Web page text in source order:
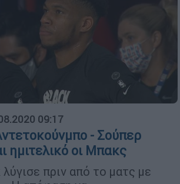
09:17
- Σούπερ
ημιτελικό οι Μπακς
πριν από το ματς με